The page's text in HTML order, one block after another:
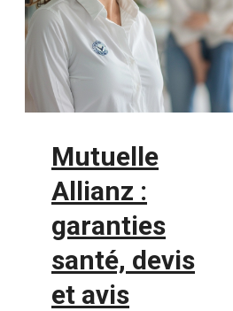
Mutuelle
Allianz :
garanties
santé, devis
et avis